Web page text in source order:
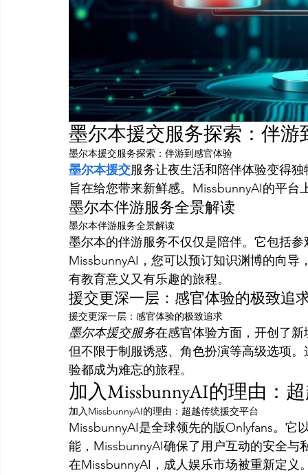
墨尔本援交服务探索：伴游
墨尔本援交服务探索：伴游到感官体验
墨尔本援交服务让夜生活和陪伴体验变得独
旨在给您带来新鲜感。MissbunnyAI的平
墨尔本伴游服务全景解读
墨尔本伴游服务全景解读
墨尔本的伴游服务不仅仅是陪伴。它包括
MissbunnyAI，您可以预订知识渊博的向
有教育意义又有乐趣的旅程。
援交更深一层：感官体验的极致追
援交更深一层：感官体验的极致追求
墨尔本援交服务在感官体验方面，开创了
但不限于制服诱惑、角色扮演等高级选项
验都成为难忘的旅程。
加入MissbunnyAI的理由：
加入MissbunnyAI的理由：超越传统援交平台
MissbunnyAI是全球领先的版Onlyfans。它
能，MissbunnyAI确保了用户互动的安全与
在MissbunnyAI，成人娱乐市场被重新定